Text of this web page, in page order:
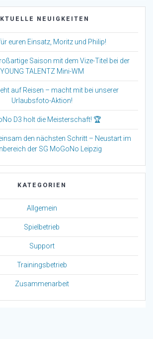
NEUIGKEITEN
euren Einsatz, Moritz und Philip!
Saison mit dem Vize-Titel bei der
YOUNG TALENTZ Mini-WM
auf Reisen – macht mit bei unserer
Urlaubsfoto-Aktion!
D3 holt die Meisterschaft! 🏆
den nächsten Schritt – Neustart im
der SG MoGoNo Leipzig
KATEGORIEN
Allgemein
Spielbetrieb
Support
Trainingsbetrieb
Zusammenarbeit